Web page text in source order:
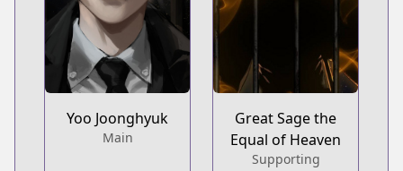
Yoo Joonghyuk
Main
Great Sage the
Equal of Heaven
Supporting